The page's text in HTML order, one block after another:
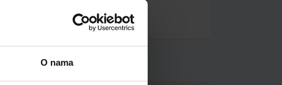
O nama